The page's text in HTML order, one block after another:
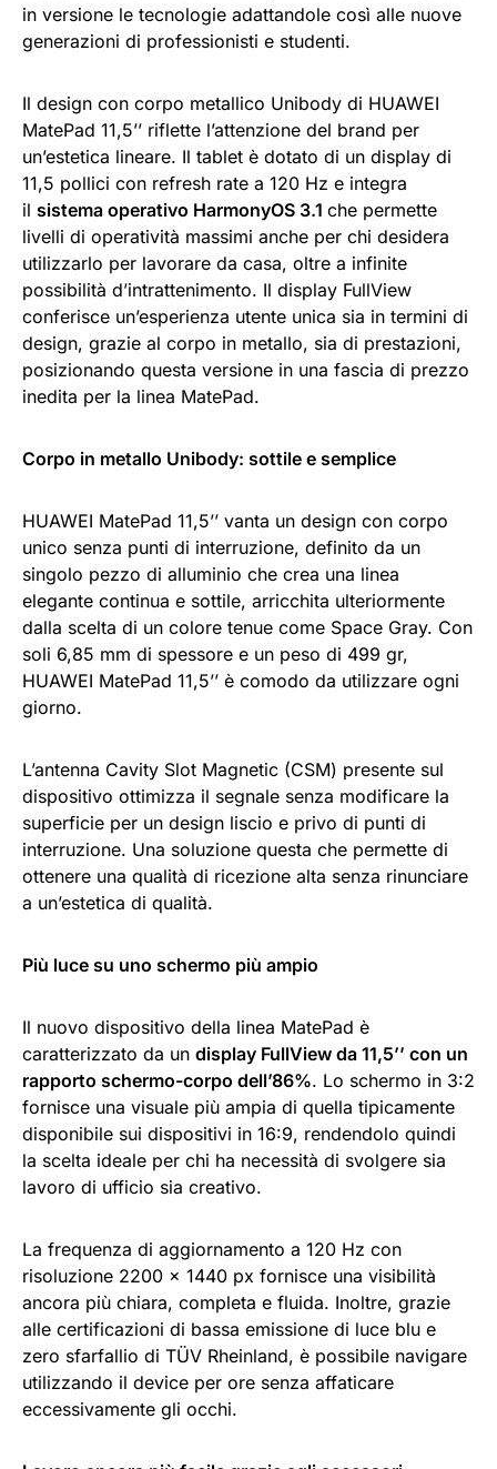
in versione le tecnologie adattandole così alle nuove
generazioni di professionisti e studenti.
Il design con corpo metallico Unibody di HUAWEI
MatePad 11,5’’ riflette l’attenzione del brand per
un’estetica lineare. Il tablet è dotato di un display di
11,5 pollici con refresh rate a 120 Hz e integra
il sistema operativo HarmonyOS 3.1 che permette
livelli di operatività massimi anche per chi desidera
utilizzarlo per lavorare da casa, oltre a infinite
possibilità d’intrattenimento. Il display FullView
conferisce un’esperienza utente unica sia in termini di
design, grazie al corpo in metallo, sia di prestazioni,
posizionando questa versione in una fascia di prezzo
inedita per la linea MatePad.
Corpo in metallo Unibody: sottile e semplice
HUAWEI MatePad 11,5’’ vanta un design con corpo
unico senza punti di interruzione, definito da un
singolo pezzo di alluminio che crea una linea
elegante continua e sottile, arricchita ulteriormente
dalla scelta di un colore tenue come Space Gray. Con
soli 6,85 mm di spessore e un peso di 499 gr,
HUAWEI MatePad 11,5’’ è comodo da utilizzare ogni
giorno.
L’antenna Cavity Slot Magnetic (CSM) presente sul
dispositivo ottimizza il segnale senza modificare la
superficie per un design liscio e privo di punti di
interruzione. Una soluzione questa che permette di
ottenere una qualità di ricezione alta senza rinunciare
a un’estetica di qualità.
Più luce su uno schermo più ampio
Il nuovo dispositivo della linea MatePad è
caratterizzato da un display FullView da 11,5’’ con un
rapporto schermo-corpo dell’86%. Lo schermo in 3:2
fornisce una visuale più ampia di quella tipicamente
disponibile sui dispositivi in 16:9, rendendolo quindi
la scelta ideale per chi ha necessità di svolgere sia
lavoro di ufficio sia creativo.
La frequenza di aggiornamento a 120 Hz con
risoluzione 2200 x 1440 px fornisce una visibilità
ancora più chiara, completa e fluida. Inoltre, grazie
alle certificazioni di bassa emissione di luce blu e
zero sfarfallio di TÜV Rheinland, è possibile navigare
utilizzando il device per ore senza affaticare
eccessivamente gli occhi.